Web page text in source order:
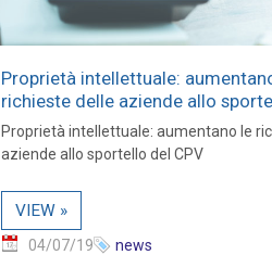
Proprietà intellettuale:
richieste delle aziende allo
Proprietà intellettuale: aumentano le
aziende allo sportello del CPV
VIEW »
04/07/19 news